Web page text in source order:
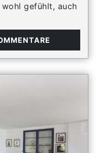
wohl gefühlt, auch